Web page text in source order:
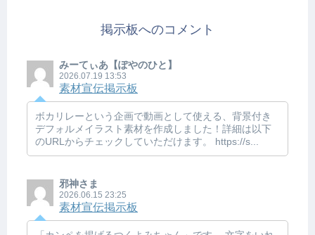
掲示板へのコメント
みーてぃあ【ぽやのひと】
2026.07.19 13:53
素材宣伝掲示板
ボカリレーという企画で動画として使える、背景付き
デフォルメイラスト素材を作成しました！詳細は以下
のURLからチェックしていただけます。 https://s...
邪神さま
2026.06.15 23:25
素材宣伝掲示板